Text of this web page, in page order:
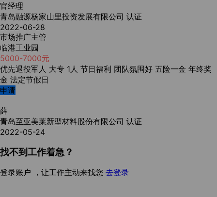
官经理
青岛融源杨家山里投资发展有限公司 认证
2022-06-28
市场推广主管
临港工业园
5000-7000元
优先退役军人 大专 1人 节日福利 团队氛围好 五险一金 年终奖
金 法定节假日
申请
薛
青岛至亚美莱新型材料股份有限公司 认证
2022-05-24
找不到工作着急？
登录账户 ，让工作主动来找您 去登录